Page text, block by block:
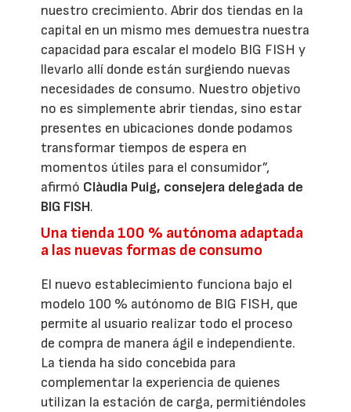
nuestro crecimiento. Abrir dos tiendas en la
capital en un mismo mes demuestra nuestra
capacidad para escalar el modelo BIG FISH y
llevarlo allí donde están surgiendo nuevas
necesidades de consumo. Nuestro objetivo
no es simplemente abrir tiendas, sino estar
presentes en ubicaciones donde podamos
transformar tiempos de espera en
momentos útiles para el consumidor”,
afirmó Clàudia Puig, consejera delegada de
BIG FISH.
Una tienda 100 % autónoma adaptada
a las nuevas formas de consumo
El nuevo establecimiento funciona bajo el
modelo 100 % autónomo de BIG FISH, que
permite al usuario realizar todo el proceso
de compra de manera ágil e independiente.
La tienda ha sido concebida para
complementar la experiencia de quienes
utilizan la estación de carga, permitiéndoles